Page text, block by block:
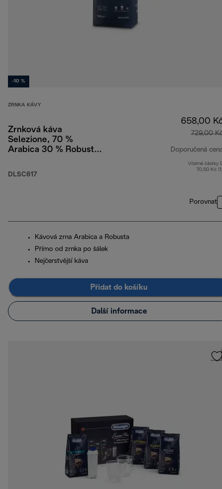
-10 %
ZRNKA KÁVY
Zrnková káva
Selezione, 70 %
Arabica 30 % Robusta,
DLSC617
658,00
729,00
Doporučená
Včetně částky
70,50 Kč
Porovnat
Kávová zrna Arabica a Robusta
Přímo od zrnka po šálek
Nejčerstvější káva
Přidat do košíku
Další informace